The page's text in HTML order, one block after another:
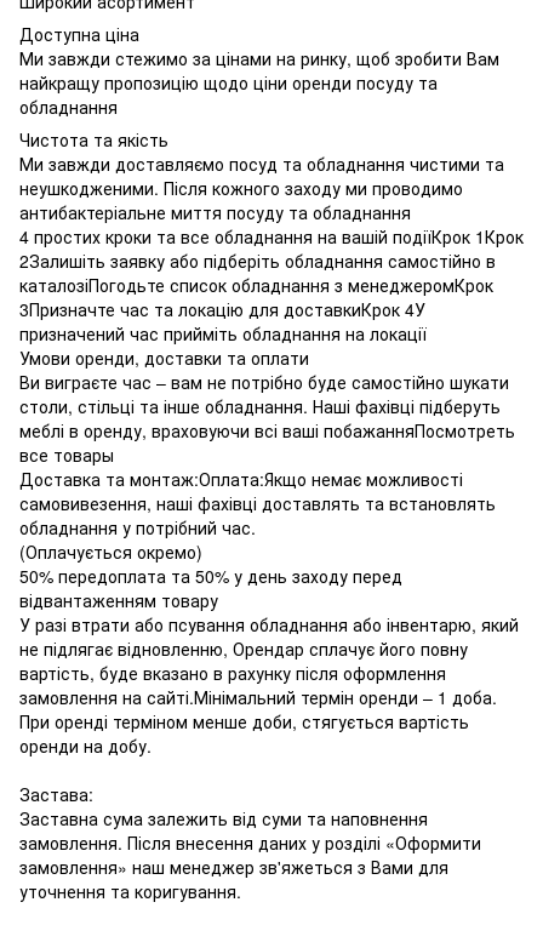
Доступна ціна
Ми завжди стежимо за цінами на ринку, щоб зробити Вам
найкращу пропозицію щодо ціни оренди посуду та
обладнання
Чистота та якість
Ми завжди доставляємо посуд та обладнання чистими та
неушкодженими. Після кожного заходу ми проводимо
антибактеріальне миття посуду та обладнання
4 простих кроки та все обладнання на вашій подіїКрок 1Крок
2Залишіть заявку або підберіть обладнання самостійно в
каталозіПогодьте список обладнання з менеджеромКрок
3Призначте час та локацію для доставкиКрок 4У
призначений час прийміть обладнання на локації
Умови оренди, доставки та оплати
Ви виграєте час – вам не потрібно буде самостійно шукати
столи, стільці та інше обладнання. Наші фахівці підберуть
меблі в оренду, враховуючи всі ваші побажанняПосмотреть
все товары
Доставка та монтаж:Оплата:Якщо немає можливості
самовивезення, наші фахівці доставлять та встановлять
обладнання у потрібний час.
(Оплачується окремо)
50% передоплата та 50% у день заходу перед
відвантаженням товару
У разі втрати або псування обладнання або інвентарю, який
не підлягає відновленню, Орендар сплачує його повну
вартість, буде вказано в рахунку після оформлення
замовлення на сайті.Мінімальний термін оренди – 1 доба.
При оренді терміном менше доби, стягується вартість
оренди на добу.
Застава:
Заставна сума залежить від суми та наповнення
замовлення. Після внесення даних у розділі «Оформити
замовлення» наш менеджер зв'яжеться з Вами для
уточнення та коригування.